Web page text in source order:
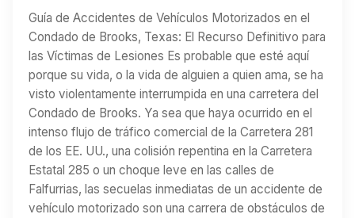
Guía de Accidentes de Vehículos Motorizados en el
Condado de Brooks, Texas: El Recurso Definitivo para
las Víctimas de Lesiones Es probable que esté aquí
porque su vida, o la vida de alguien a quien ama, se ha
visto violentamente interrumpida en una carretera del
Condado de Brooks. Ya sea que haya ocurrido en el
intenso flujo de tráfico comercial de la Carretera 281
de los EE. UU., una colisión repentina en la Carretera
Estatal 285 o un choque leve en las calles de
Falfurrias, las secuelas inmediatas de un accidente de
vehículo motorizado son una carrera de obstáculos de